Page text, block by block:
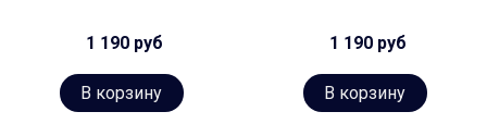
1 190 руб
В корзину
1 190 руб
В корзину